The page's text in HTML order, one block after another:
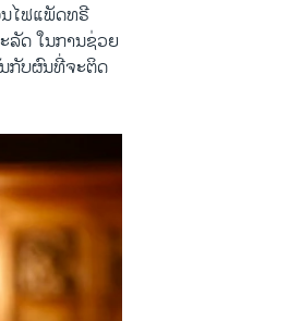
ນ​ໄຟ​ແພັດ​ທ​ຣີ​
ລັດ ໃນ​ການ​ຊ່ວຍ​
ກັບ​ຜົນ​ທີ່​ຈະ​ຕິດ​